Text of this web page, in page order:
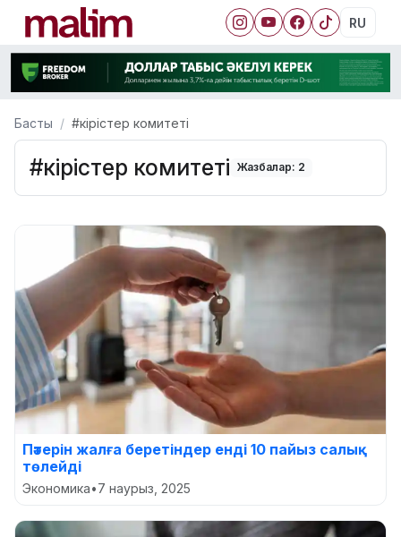
RU
Басты #кірістер комитеті
#кірістер комитеті Жазбалар: 2
Пәтерін жалға беретіндер енді 10 пайыз салық
төлейді
Экономика•7 наурыз, 2025